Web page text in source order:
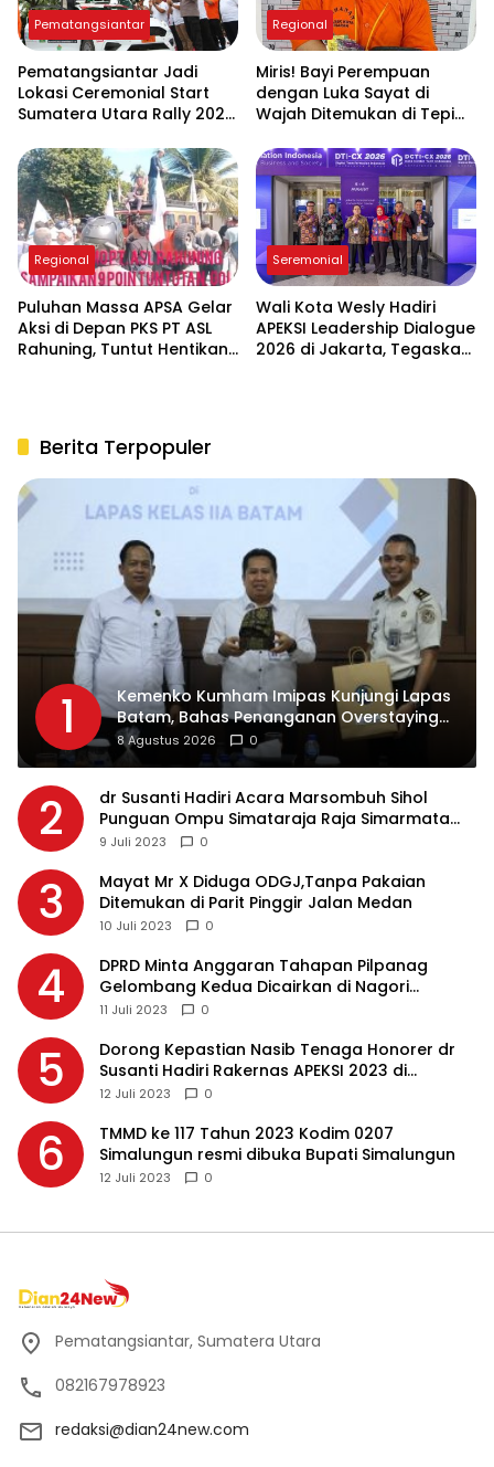
Pematangsiantar
Pematangsiantar Jadi
Lokasi Ceremonial Start
Sumatera Utara Rally 2026
Regional
Miris! Bayi Perempuan
dengan Luka Sayat di
Wajah Ditemukan di Tepi
Dibuang Ibu Kandungnya
Regional
Puluhan Massa APSA Gelar
Aksi di Depan PKS PT ASL
Rahuning, Tuntut Hentikan
Seremonial
Wali Kota Wesly Hadiri
APEKSI Leadership Dialogue
2026 di Jakarta, Tegaskan
Berita Terpopuler
1
Kemenko Kumham Imipas Kunjungi Lapas
Batam, Bahas Penanganan Overstaying
dan Implementasi KUHP Baru
8 Agustus 2026 0
2
dr Susanti Hadiri Acara Marsombuh Sihol
Punguan Ompu Simataraja Raja Simarmata
Dohot Boruna Kota Siantar
9 Juli 2023 0
3
Mayat Mr X Diduga ODGJ,Tanpa Pakaian
Ditemukan di Parit Pinggir Jalan Medan
10 Juli 2023 0
4
DPRD Minta Anggaran Tahapan Pilpanag
Gelombang Kedua Dicairkan di Nagori
Masing-masing, Ini Alasannya…
11 Juli 2023 0
5
Dorong Kepastian Nasib Tenaga Honorer dr
Susanti Hadiri Rakernas APEKSI 2023 di
Makassar
12 Juli 2023 0
6
TMMD ke 117 Tahun 2023 Kodim 0207
Simalungun resmi dibuka Bupati Simalungun
12 Juli 2023 0
Pematangsiantar, Sumatera Utara
082167978923
redaksi@dian24new.com